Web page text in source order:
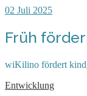
02 Juli 2025
Früh
wiKilino fördert
Entwicklung